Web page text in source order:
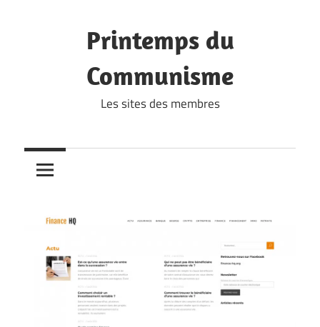
Printemps du
Communisme
Les sites des membres